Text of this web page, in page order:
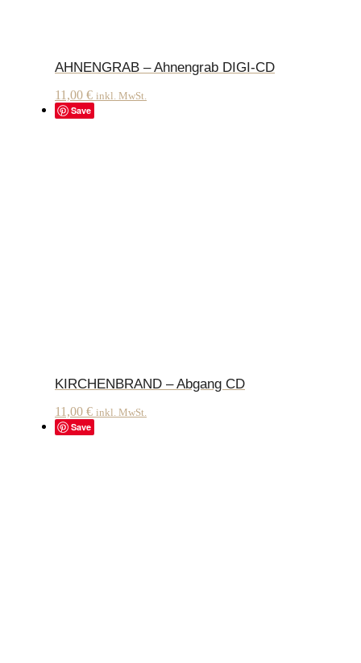
AHNENGRAB – Ahnengrab DIGI-CD
11,00 € inkl. MwSt.
Save
KIRCHENBRAND – Abgang CD
11,00 € inkl. MwSt.
Save